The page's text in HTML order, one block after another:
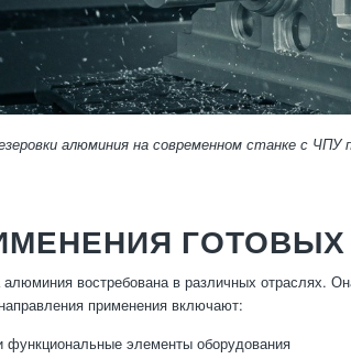
алюминия на современном станке с
востребована в различных отраслях.
применения включают:
элементы оборудования